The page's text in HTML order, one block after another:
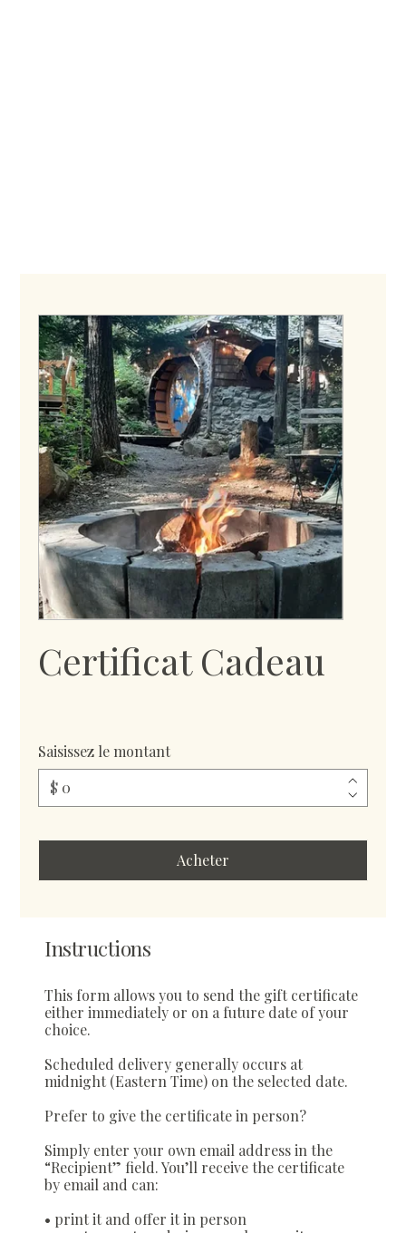
Instructions
This form allows you to send the gift certificate
either immediately or on a future date of your
choice.
Scheduled delivery generally occurs at
midnight (Eastern Time) on the selected date.
Prefer to give the certificate in person?
Simply enter your own email address in the
“Recipient” field. You’ll receive the certificate
by email and can:
• print it and offer it in person
Certificat Cadeau
Saisissez le montant
$
Acheter